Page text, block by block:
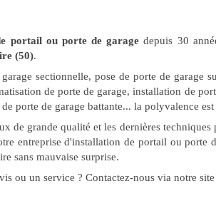
portail ou porte de garage depuis 30
(50).
sectionnelle, pose de porte de garage
de porte de garage, installation de
porte de garage battante... la polyvalence
de grande qualité et les dernières
entreprise d'installation de portail ou
sans mauvaise surprise.
ou un service ? Contactez-nous via notre